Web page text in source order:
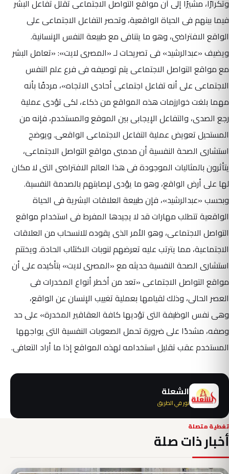
وتكرارًا، مشيرًا إلى أن مواقع التواصل الاجتماعى تقلل تفاعل البشر
فيما بينهم فى الحياة الواقعية، وتحصر التفاعل الاجتماعى على
الواقع الافتراضى، وهو ما يتنافى مع طبيعة النفس الإنسانية.
ويضيف «عبدالرشيد» فى تصريحات لـ «المصرى لايت»: «تعامل البشر
مع مواقع التواصل الاجتماعى يتم توصيفه فى فرع علم النفس
الاجتماعى على أنه تفاعل اجتماعى أحادى الاتجاه»، مردفًا بأنه
مهما بلغت خوارزمات هذه المواقع من ذكاء، لكى تؤدى عملية
رجع الصدى، والتفاعل الإيجابى بين الموقع والمستخدم، فإنه من
المستحيل تعويض عملية التفاعل الاجتماعى الواقعى. ويوضح
استشارى الصحة النفسية أن مدمنى مواقع التواصل الاجتماعى،
يتأثرون بالمثاليات الموجودة فى هذا العالم الافتراضى التى لا مكان
لها على أرض الواقع، وهو ما يؤدى لإصابتهم بالصدمة النفسية.
وبحسب «عبدالرشيد»، فإن طبيعة العلاقات البشرية فى الحياة
الواقعية تتطلب مهارات قد لا يجيدها المفرط فى استخدام مواقع
التواصل الاجتماعى، وهو الأمر الذى يقوده للانسحاب من العلاقات
الاجتماعية، مما يترتب عليه تعرضهم لنوبات الاكتئاب الحادة. ويختتم
استشارى الصحة النفسية حديثه مع «المصرى لايت» بتأكيده على أن
مواقع التواصل الاجتماعى «تعد من أخطر أنواع المخدرات فى
العصر الحالى، وذلك لقيامها بعملية تغييب الإنسان عن الواقع،
وهى نفس الوظيفة التى تؤديها كافة العقاقير المخدرة» على حد
وصفه، مشددًا على ضرورة تحمل الصعوبات النفسية التى يواجهها
المستخدم عقب تقليل استخدامه لهذه المواقع إذا ما أراد التعافى.
الشعلة
نور في الطريق
تغطية متصلة
أخبار ذات صلة